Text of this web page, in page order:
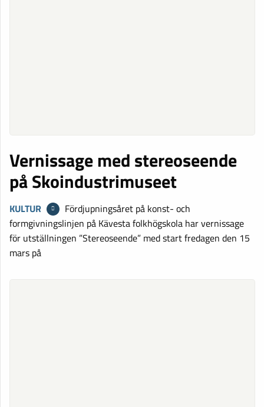
Vernissage med stereoseende
på Skoindustrimuseet
KULTUR
Fördjupningsåret på konst- och
formgivningslinjen på Kävesta folkhögskola har vernissage
för utställningen ”Stereoseende” med start fredagen den 15
mars på